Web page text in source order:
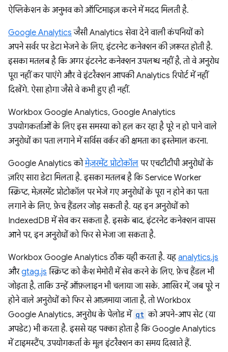
ऐप्लिकेशन के अनुभव को ऑप्टिमाइज़ करने में मदद मिलती है.
Google Analytics जैसी Analytics सेवा देने वाली कंपनियों को
अपने सर्वर पर डेटा भेजने के लिए, इंटरनेट कनेक्शन की ज़रूरत होती है.
इसका मतलब है कि अगर इंटरनेट कनेक्शन उपलब्ध नहीं है, तो वे अनुरोध
पूरा नहीं कर पाएंगे और वे इंटरैक्शन आपकी Analytics रिपोर्ट में नहीं
दिखेंगे. ऐसा होगा जैसे वे कभी हुए ही नहीं.
Workbox Google Analytics, Google Analytics
उपयोगकर्ताओं के लिए इस समस्या को हल कर रहा है पूरे न हो पाने वाले
अनुरोधों का पता लगाने में सर्विस वर्कर की क्षमता का इस्तेमाल करना.
Google Analytics कोमेज़रमेंट प्रोटोकॉल पर एचटीटीपी अनुरोधों के
ज़रिए सारा डेटा मिलता है. इसका मतलब है कि Service Worker
स्क्रिप्ट, मेज़रमेंट प्रोटोकॉल पर भेजे गए अनुरोधों के पूरा न होने का पता
लगाने के लिए, फ़ेच हैंडलर जोड़ सकती है. यह इन अनुरोधों को
IndexedDB में सेव कर सकता है. इसके बाद, इंटरनेट कनेक्शन वापस
आने पर, इन अनुरोधों को फिर से भेजा जा सकता है.
Workbox Google Analytics ठीक यही करता है. यह analytics.js
औरgtag.js स्क्रिप्ट को कैश मेमोरी में सेव करने के लिए, फ़ेच हैंडल भी
जोड़ता है, ताकि उन्हें ऑफ़लाइन भी चलाया जा सके. आखिर में, जब पूरे न
होने वाले अनुरोधों को फिर से आज़माया जाता है, तो Workbox
Google Analytics, अनुरोध के पेलोड में qt को अपने-आप सेट (या
अपडेट) भी करता है. इससे यह पक्का होता है कि Google Analytics
में टाइमस्टैंप, उपयोगकर्ता के मूल इंटरैक्शन का समय दिखाते हैं.